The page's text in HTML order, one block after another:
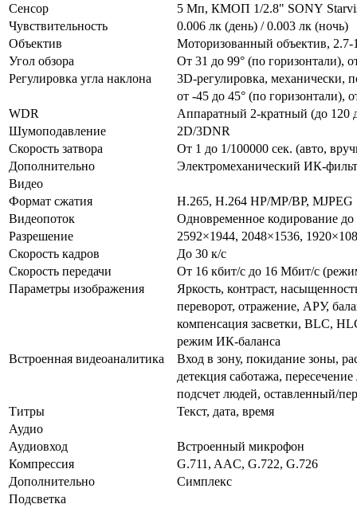
Сенсор
5 Мп, КМОП 1/2.8" SONY
Чувствительность
0.006 лк (день) / 0.003 лк (ночь)
Объектив
Моторизованный объектив,
Угол обзора
От 31 до 99° (по горизонтали),
Регулировка угла наклона
3D-регулировка, механически,
от -45 до 45° (по горизонтали),
WDR
Аппаратный 2-кратный (до 120
Шумоподавление
2D/3DNR
Скорость затвора
От 1 до 1/100000 сек. (авто,
Дополнительно
Электромеханический ИК-
Видео
Формат сжатия
H.265, H.264 HP/MP/BP, MJPEG
Видеопоток
Одновременное кодирование
Разрешение
2592×1944, 2048×1536,
Скорость кадров
До 30 к/с
Скорость передачи
От 16 кбит/с до 16 Мбит/с
Параметры изображения
Яркость, контраст,
переворот, отражение, АРУ,
компенсация засветки, BLC,
режим ИК-баланса
Встроенная видеоаналитика
Вход в зону, покидание зоны,
детекция саботажа,
подсчет людей, оставленный/
Титры
Текст, дата, время
Аудио
Аудиовход
Встроенный микрофон
Компрессия
G.711, AAC, G.722, G.726
Дополнительно
Симплекс
Подсветка